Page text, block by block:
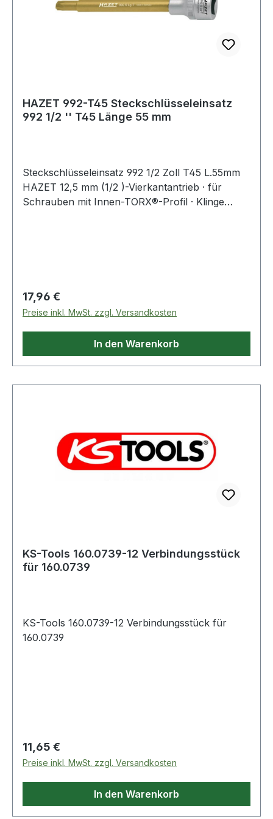
HAZET 992-T45 Steckschlüsseleinsatz
992 1/2 '' T45 Länge 55 mm
Steckschlüsseleinsatz 992 1/2 Zoll T45 L.55mm
HAZET 12,5 mm (1/2 )-Vierkantantrieb · für
Schrauben mit Innen-TORX®-Profil · Klinge
Regulärer Preis:
17,96 €
Preise inkl. MwSt. zzgl. Versandkosten
In den Warenkorb
KS-Tools 160.0739-12 Verbindungsstück
für 160.0739
KS-Tools 160.0739-12 Verbindungsstück für
160.0739
Regulärer Preis:
11,65 €
Preise inkl. MwSt. zzgl. Versandkosten
In den Warenkorb